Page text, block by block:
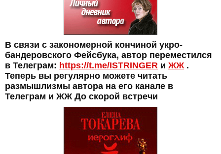
В связи с закономерной кончиной укро-
бандеровского Фейсбука, автор переместился
в Телеграм: https://t.me/ISTRINGER и ЖЖ.
Теперь вы регулярно можете читать
размышлизмы автора на его канале в
Телеграм и ЖЖ До скорой встречи